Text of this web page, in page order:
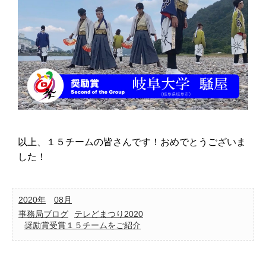
以上、１５チームの皆さんです！おめでとうございま
した！
2020年
08月
事務局ブログ
テレどまつり2020
奨励賞受賞１５チームをご紹介